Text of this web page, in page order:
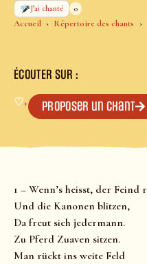
Accueil Répertoire des chants
J’ai chanté
0
ÉCOUTER SUR :
♡+ Proposer un chant
1 – Wenn’s heisst, der Feind
Und die Kanonen blitzen,
Da freut sich jedermann.
Zu Pferd Zuaven sitzen.
Man rückt ins weite Feld